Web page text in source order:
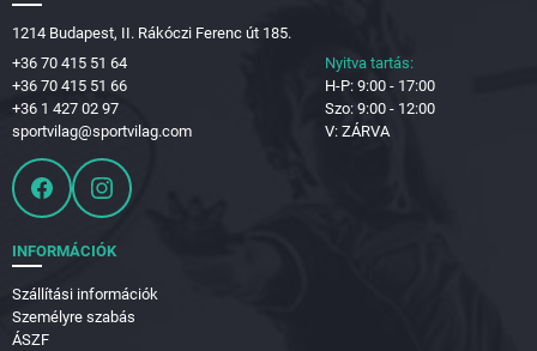
1214 Budapest, II. Rákóczi Ferenc út 185.
+36 70 415 51 64
+36 70 415 51 66
+36 1 427 02 97
sportvilag@sportvilag.com
Nyitva tartás:
H-P: 9:00 - 17:00
Szo: 9:00 - 12:00
V: ZÁRVA
INFORMÁCIÓK
Szállítási információk
Személyre szabás
ÁSZF